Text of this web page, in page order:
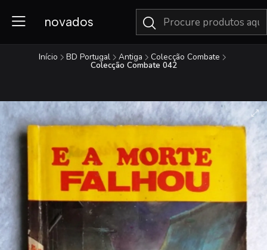
novados
Início BD Portugal Antiga Colecção Combate
Colecção Combate 042